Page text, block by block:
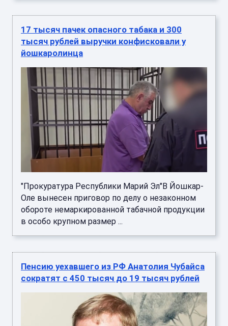
17 тысяч пачек опасного табака и 300
тысяч рублей выручки конфисковали у
йошкаролинца
"Прокуратура Республики Марий Эл"В Йошкар-
Оле вынесен приговор по делу о незаконном
обороте немаркированной табачной продукции
в особо крупном размер ...
Пенсию уехавшего из РФ Анатолия Чубайса
сократят с 450 тысяч до 19 тысяч рублей